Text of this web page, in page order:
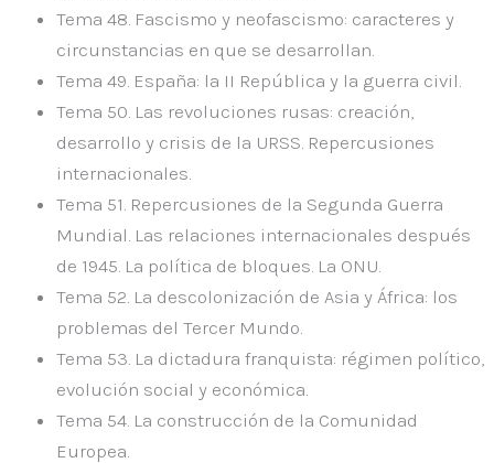
Tema 48. Fascismo y neofascismo: caracteres y
circunstancias en que se desarrollan.
Tema 49. España: la II República y la guerra civil.
Tema 50. Las revoluciones rusas: creación,
desarrollo y crisis de la URSS. Repercusiones
internacionales.
Tema 51. Repercusiones de la Segunda Guerra
Mundial. Las relaciones internacionales después
de 1945. La política de bloques. La ONU.
Tema 52. La descolonización de Asia y África: los
problemas del Tercer Mundo.
Tema 53. La dictadura franquista: régimen político,
evolución social y económica.
Tema 54. La construcción de la Comunidad
Europea.